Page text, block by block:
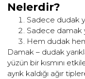
Nelerdir?
Sadece dudak
Sadece damak
Hem dudak
Damak – dudak
yüzün bir kısmını
ayrık kaldığı ağır